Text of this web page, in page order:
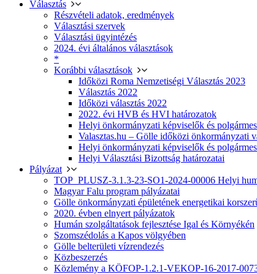
Választás
Részvételi adatok, eredmények
Választási szervek
Választási ügyintézés
2024. évi általános választások
*
Korábbi választások
Időközi Roma Nemzetiségi Választás 2023
Választás 2022
Időközi választás 2022
2022. évi HVB és HVI határozatok
Helyi önkormányzati képviselők és
Valasztas.hu – Gölle időközi önkormányzati
Helyi önkormányzati képviselők és
Helyi Választási Bizottság határozatai
Pályázat
TOP_PLUSZ-3.1.3-23-SO1-2024-00006 Helyi
Magyar Falu program pályázatai
Gölle önkormányzati épületének energetikai
2020. évben elnyert pályázatok
Humán szolgáltatások fejlesztése Igal és Környékén
Szomszédolás a Kapos völgyében
Gölle belterületi vízrendezés
Közbeszerzés
Közlemény a KÖFOP-1.2.1-VEKOP-16-2017-